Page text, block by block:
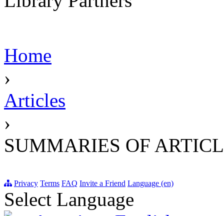
Home
›
Articles
›
SUMMARIES OF
Privacy Terms FAQ Invite a Friend Language (en)
Select Language